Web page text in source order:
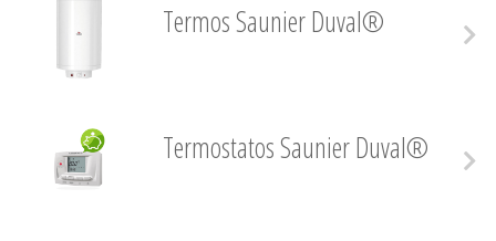
Termos Saunier Duval®
Termostatos Saunier Duval®